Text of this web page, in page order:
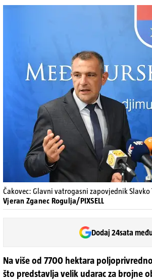
Čakovec: Glavni vatrogasni zapovjednik
Vjeran Zganec Rogulja/PIXSELL
Dodaj 24sata
Na više od 7700 hektara
što predstavlja velik udarac za brojne